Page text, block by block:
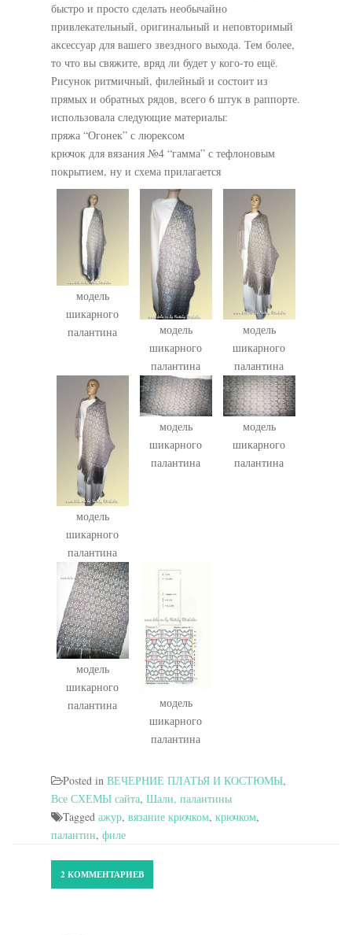
быстро и просто сделать необычайно
привлекательный, оригинальный и неповторимый
аксессуар для вашего звездного выхода. Тем более,
то что вы свяжите, вряд ли будет у кого-то ещё.
Рисунок ритмичный, филейный и состоит из
прямых и обратных рядов, всего 6 штук в раппорте.
использовала следующие материалы:
пряжа “Огонек” с люрексом
крючок для вязания №4 “гамма” с тефлоновым
покрытием, ну и схема прилагается
модель
шикарного
палантина
модель
шикарного
палантина
модель
шикарного
палантина
модель
шикарного
палантина
модель
шикарного
палантина
модель
шикарного
палантина
модель
шикарного
палантина
модель
шикарного
палантина
Posted in ВЕЧЕРНИЕ ПЛАТЬЯ И КОСТЮМЫ,
Все СХЕМЫ сайта, Шали, палантины
Tagged ажур, вязание крючком, крючком,
палантин, филе
2 КОММЕНТАРИЕВ